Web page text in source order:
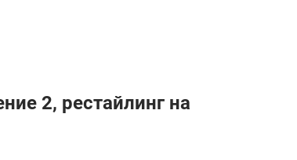
2, рестайлинг на